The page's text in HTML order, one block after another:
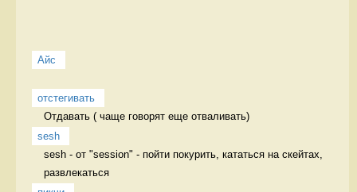
Айс
отстегивать
Отдавать ( чаще говорят еще отваливать)
sesh
sesh - от "session" - пойти покурить, кататься на скейтах,
развлекаться